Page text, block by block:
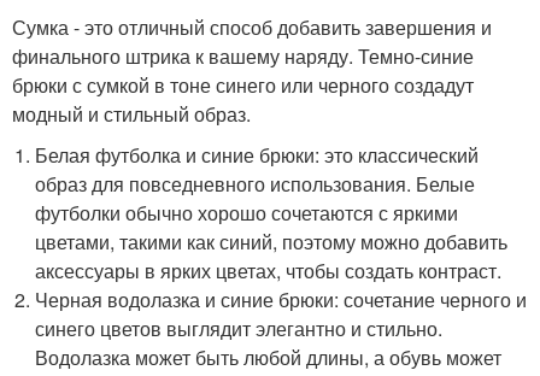
Сумка - это отличный способ добавить завершения и
финального штрика к вашему наряду. Темно-синие
брюки с сумкой в тоне синего или черного создадут
модный и стильный образ.
Белая футболка и синие брюки: это классический
образ для повседневного использования. Белые
футболки обычно хорошо сочетаются с яркими
цветами, такими как синий, поэтому можно добавить
аксессуары в ярких цветах, чтобы создать контраст.
Черная водолазка и синие брюки: сочетание черного и
синего цветов выглядит элегантно и стильно.
Водолазка может быть любой длины, а обувь может